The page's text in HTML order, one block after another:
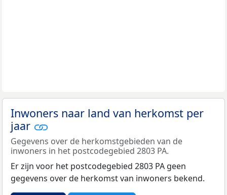
Inwoners naar land van herkomst per
jaar
Gegevens over de herkomstgebieden van de
inwoners in het postcodegebied 2803 PA.
Er zijn voor het postcodegebied 2803 PA geen
gegevens over de herkomst van inwoners bekend.